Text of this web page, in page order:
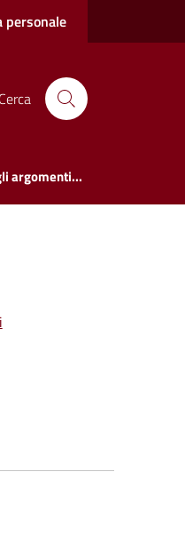
personale
Cerca
argomenti...